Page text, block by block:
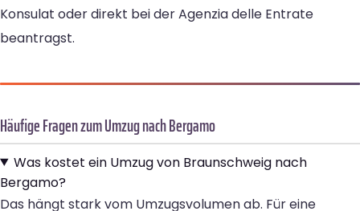
Konsulat oder direkt bei der Agenzia delle Entrate
beantragst.
Häufige Fragen zum Umzug nach Bergamo
Was kostet ein Umzug von Braunschweig nach
Bergamo?
Das hängt stark vom Umzugsvolumen ab. Für eine